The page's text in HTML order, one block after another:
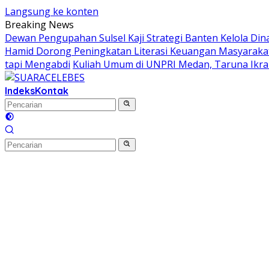
Langsung ke konten
Breaking News
Dewan Pengupahan Sulsel Kaji Strategi Banten Kelola
Hamid Dorong Peningkatan Literasi Keuangan
tapi Mengabdi Kuliah Umum di UNPRI Medan, Taruna
IndeksKontak